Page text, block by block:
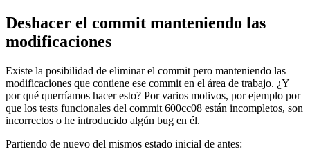
Deshacer el commit manteniendo las
modificaciones
Existe la posibilidad de eliminar el commit pero manteniendo las
modificaciones que contiene ese commit en el área de trabajo. ¿Y
por qué querríamos hacer esto? Por varios motivos, por ejemplo por
que los tests funcionales del commit 600cc08 están incompletos, son
incorrectos o he introducido algún bug en él.
Partiendo de nuevo del mismos estado inicial de antes: